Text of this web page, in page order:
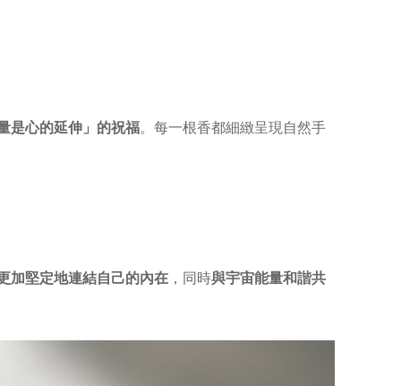
是心的延伸」的祝福。每一根香都細緻呈現自然手
加堅定地連結自己的內在 ，同時與宇宙能量和諧共